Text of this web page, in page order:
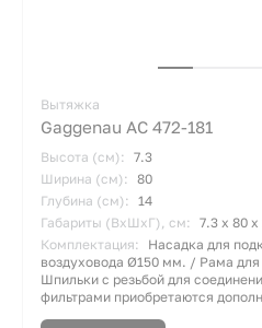
Вытяжка
Gaggenau AC 472-181
Высота (см): 7.3
Ширина (см): 80
Глубина (см): 14
Габариты (ВхШхГ), см: 7.3 х 80 х
Комплектация:
Насадка для
воздуховода Ø150 мм. / Рама
Шпильки с резьбой для
фильтрами приобретаются